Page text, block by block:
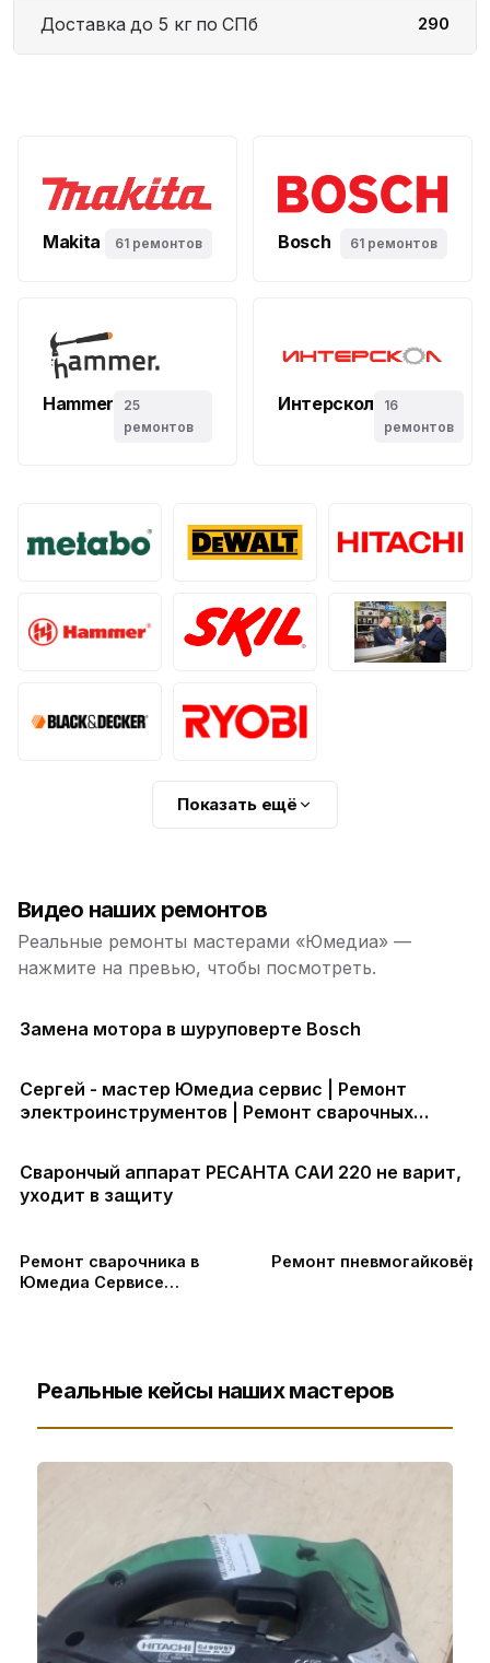
Доставка до 5 кг по СПб 290
Makita 61 ремонтов Bosch 61 ремонтов
Hammer
25
ремонтов
Интерскол
16
ремонтов
Показать ещё
Видео наших ремонтов
Реальные ремонты мастерами «Юмедиа» —
нажмите на превью, чтобы посмотреть.
Замена мотора в шуруповерте Bosch
Сергей - мастер Юмедиа сервис | Ремонт
электроинструментов | Ремонт сварочных
Сварончый аппарат РЕСАНТА САИ 220 не варит,
уходит в защиту
Ремонт сварочника в
Юмедиа Сервисе
Ремонт
Реальные кейсы наших мастеров